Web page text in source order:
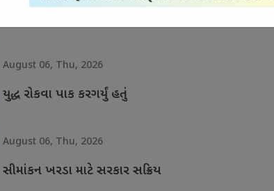
August 06, Thu, 2026
યુદ્ધ રોકવા પાક કરગર્યું હતું
August 06, Thu, 2026
સીમાંકન ખરડા માટે સરકાર સક્રિય